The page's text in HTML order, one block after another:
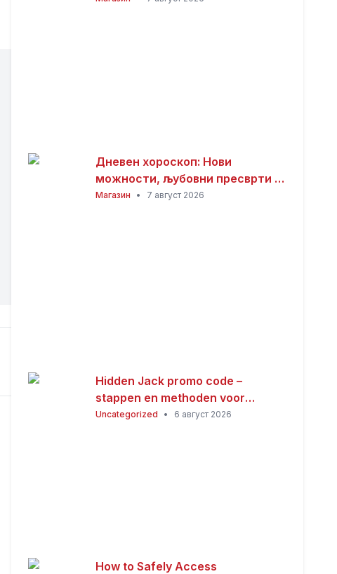
Дневен хороскоп: Нови
можности, љубовни пресврти и
совети за здравјето за сите
Магазин • 7 август 2026
Hidden Jack promo code –
stappen en methoden voor
Nederlandse spelers
Uncategorized • 6 август 2026
How to Safely Access